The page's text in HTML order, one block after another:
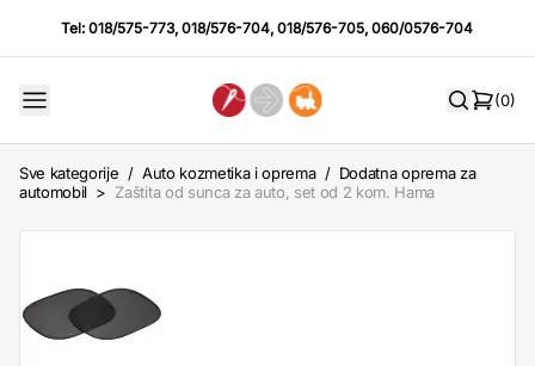
Tel:018/575-773,018/576-704,018/576-705,060/0576-704
(0)
Sve kategorije / Auto kozmetika i oprema / Dodatna oprema za
automobil > Zaštita od sunca za auto, set od 2 kom. Hama